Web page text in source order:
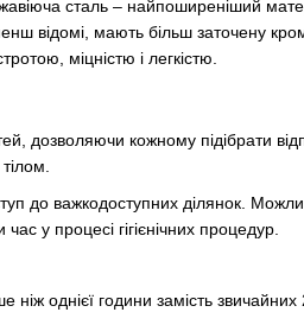
сталь – найпоширеніший
відомі, мають більш заточену
міцністю і легкістю.
дозволяючи кожному підібрати
до важкодоступних ділянок.
у процесі гігієнічних процедур.
ніж однієї години замість